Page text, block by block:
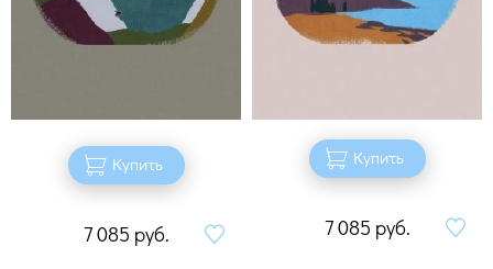
Купить
7 085 руб.
Купить
7 085 руб.